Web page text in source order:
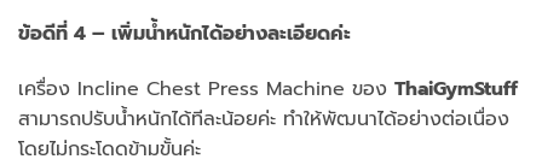
ข้อดีที่ 4 – เพิ่มน้ำหนักได้อย่างละเอียดค่ะ
เครื่อง Incline Chest Press Machine ของ ThaiGymStuff
สามารถปรับน้ำหนักได้ทีละน้อยค่ะ ทำให้พัฒนาได้อย่างต่อเนื่อง
โดยไม่กระโดดข้ามขั้นค่ะ